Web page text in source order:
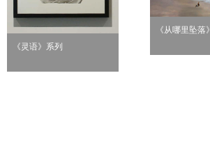
《灵语》系列
《从哪里坠落》